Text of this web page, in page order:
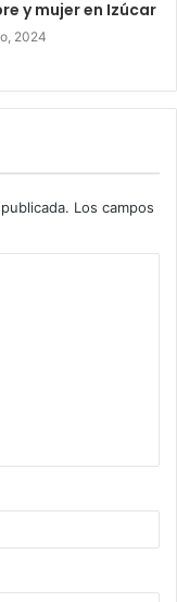
y mujer en Izúcar
2024
Los campos